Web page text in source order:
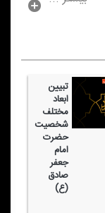
تبیین
ابعاد
مختلف
شخصیت
حضرت
امام
جعفر
صادق
(ع)